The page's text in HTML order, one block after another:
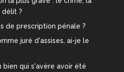
délit ?
de prescription pénale ?
juré d'assises, ai-je le
bien qui s'avère avoir été